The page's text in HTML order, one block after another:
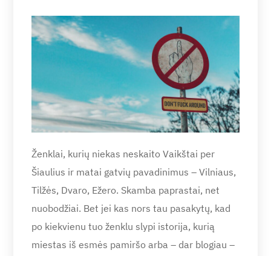
Ženklai, kurių niekas neskaito Vaikštai per
Šiaulius ir matai gatvių pavadinimus – Vilniaus,
Tilžės, Dvaro, Ežero. Skamba paprastai, net
nuobodžiai. Bet jei kas nors tau pasakytų, kad
po kiekvienu tuo ženklu slypi istorija, kurią
miestas iš esmės pamiršo arba – dar blogiau –